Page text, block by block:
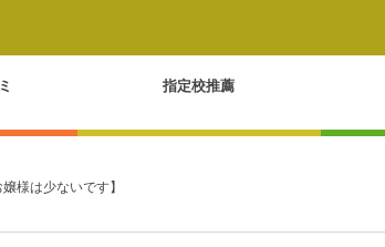
指定校推薦
様は少ないです】